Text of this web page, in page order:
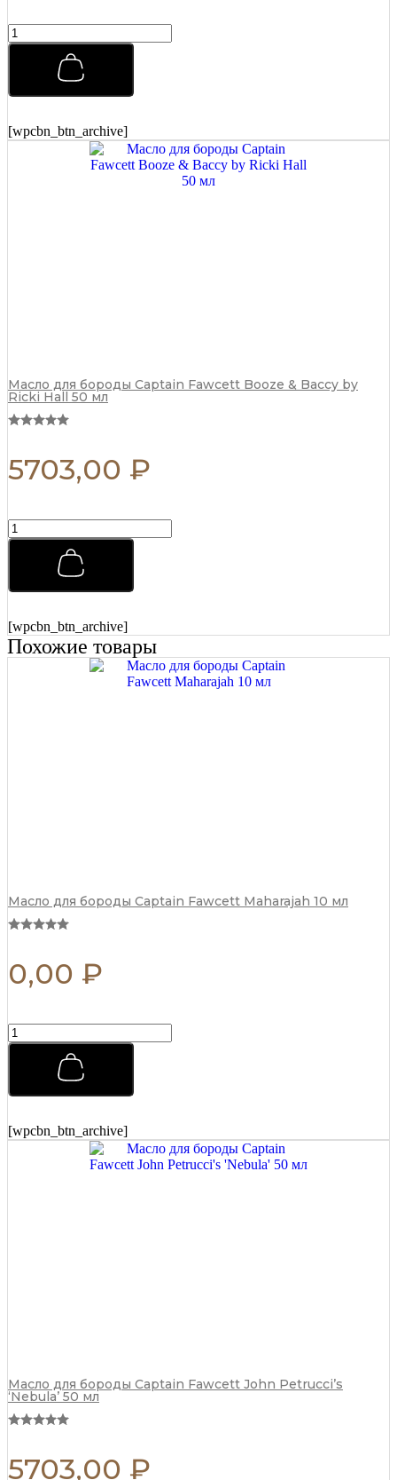
Премиальная
мужская
BARBER
Black
R341
[wpcbn_btn_archive]
Масло для бороды Captain Fawcett Booze & Baccy by
Ricki Hall 50 мл
5703,00 ₽
Премиальная
мужская
BARBER
Black
R341
quantity
[wpcbn_btn_archive]
Похожие товары
Масло для бороды Captain Fawcett Maharajah 10 мл
0,00 ₽
Премиальная
мужская
BARBER
Black
R341
[wpcbn_btn_archive]
Масло для бороды Captain Fawcett John Petrucci’s
‘Nebula’ 50 мл
5703,00 ₽